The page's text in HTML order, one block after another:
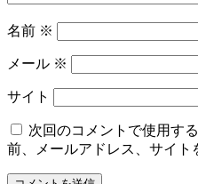
名前 ※
メール ※
サイト
次回のコメントで使用す
前、メールアドレス、サイト